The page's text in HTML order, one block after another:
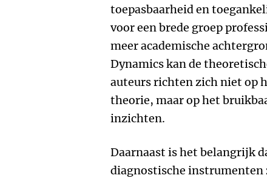
toepasbaarheid en
voor een brede groep
meer academische
Dynamics kan de
auteurs richten zich niet op
theorie, maar op het
inzichten.
Daarnaast is het belangrijk
diagnostische instrumenten